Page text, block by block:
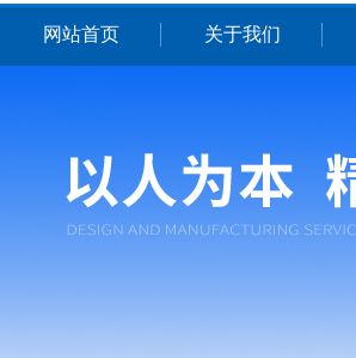
网站首页 关于我们